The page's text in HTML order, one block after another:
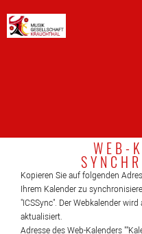
WEB-
Kopieren Sie auf folgenden
Ihrem Kalender zu
"ICSSync". Der Webkalender
aktualisiert.
Adresse des Web-Kalenders